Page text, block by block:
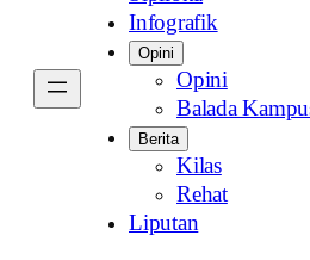
Infografik
Opini
Opini
Balada
Berita
Kilas
Rehat
Liputan